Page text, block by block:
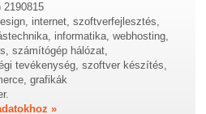
2190815
internet, szoftverfejlesztés,
informatika, webhosting,
számítógép hálózat,
tevékenység, szoftver készítés,
grafikák
»